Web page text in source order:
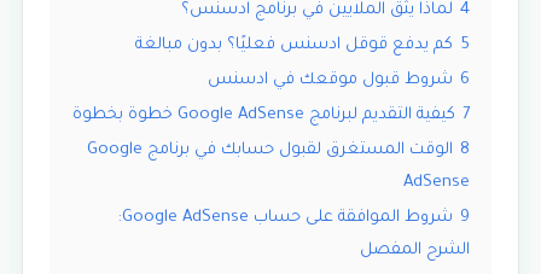
4 لماذا يثق الملايين في برنامج ادسنس؟
5 كم يدفع قوقل ادسنس فعليًا؟ بدون مبالغة
6 شروط قبول موقعك في ادسنس
7 كيفية التقديم لبرنامج Google AdSense خطوة بخطوة
8
الوقت المستغرق لقبول حسابك في برنامج Google
AdSense
9
شروط الموافقة على حساب Google AdSense:
الشرح المفصل